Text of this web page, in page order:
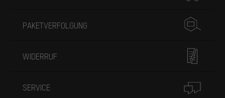
PAKETVERFOLGUNG
WIDERRUF
SERVICE